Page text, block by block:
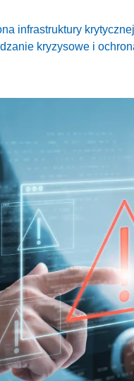
infrastruktury
kryzysowe i